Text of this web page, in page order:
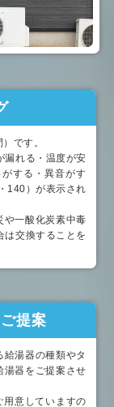
です。
漏れる・温度が安
する・異音がす
140）が表示され
や一酸化炭素中毒
は交換することを
提案
湯器の種類やタ
湯器をご提案させ
意していますの